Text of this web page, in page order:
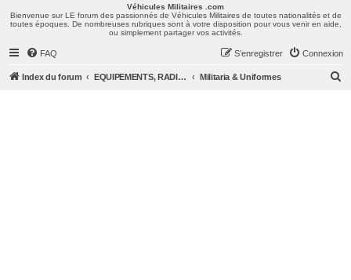
Véhicules Militaires .com
Bienvenue sur LE forum des passionnés de Véhicules Militaires de toutes nationalités et de
toutes époques. De nombreuses rubriques sont à votre disposition pour vous venir en aide,
ou simplement partager vos activités.
FAQ Connexion
S’enregistrer
Index du forum EQUIPEMENTS, RADIOS & UNIFORMES Militaria & Uniformes